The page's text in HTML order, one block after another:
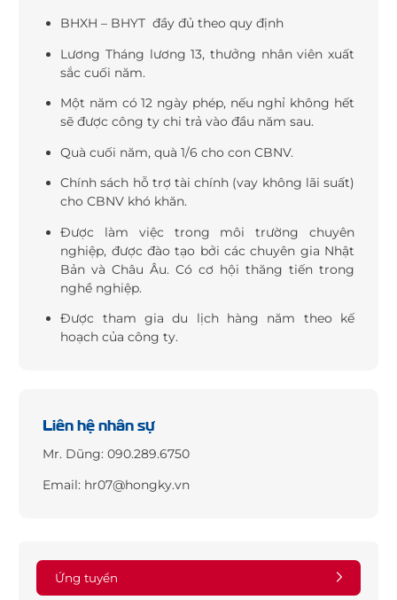
BHXH – BHYT đầy đủ theo quy định
Lương Tháng lương 13, thưởng nhân viên xuất
sắc cuối năm.
Một năm có 12 ngày phép, nếu nghỉ không hết
sẽ được công ty chi trả vào đầu năm sau.
Quà cuối năm, quà 1/6 cho con CBNV.
Chính sách hỗ trợ tài chính (vay không lãi suất)
cho CBNV khó khăn.
Được làm việc trong môi trường chuyên
nghiệp, được đào tạo bởi các chuyên gia Nhật
Bản và Châu Âu. Có cơ hội thăng tiến trong
nghề nghiệp.
Được tham gia du lịch hàng năm theo kế
hoạch của công ty.
Liên hệ nhân sự
Mr. Dũng: 090.289.6750
Email: hr07@hongky.vn
Ứng tuyển